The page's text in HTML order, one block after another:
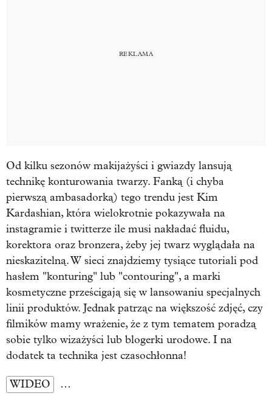
Od kilku sezonów makijażyści i gwiazdy lansują
technikę konturowania twarzy. Fanką (i chyba
pierwszą ambasadorką) tego trendu jest Kim
Kardashian, która wielokrotnie pokazywała na
instagramie i twitterze ile musi nakładać fluidu,
korektora oraz bronzera, żeby jej twarz wyglądała na
nieskazitelną. W sieci znajdziemy tysiące tutoriali pod
hasłem "konturing" lub "contouring", a marki
kosmetyczne prześcigają się w lansowaniu specjalnych
linii produktów. Jednak patrząc na większość zdjęć, czy
filmików mamy wrażenie, że z tym tematem poradzą
sobie tylko wizażyści lub blogerki urodowe. I na
dodatek ta technika jest czasochłonna!
WIDEO …